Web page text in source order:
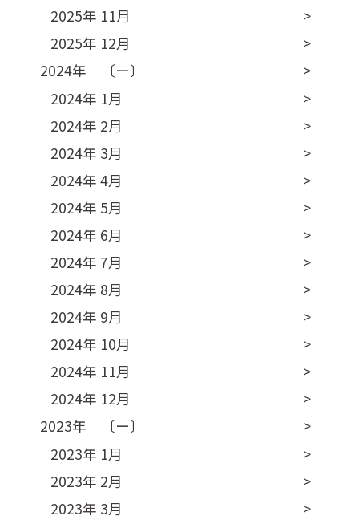
2025年 11月
2025年 12月
2024年 〔ー〕
2024年 1月
2024年 2月
2024年 3月
2024年 4月
2024年 5月
2024年 6月
2024年 7月
2024年 8月
2024年 9月
2024年 10月
2024年 11月
2024年 12月
2023年 〔ー〕
2023年 1月
2023年 2月
2023年 3月